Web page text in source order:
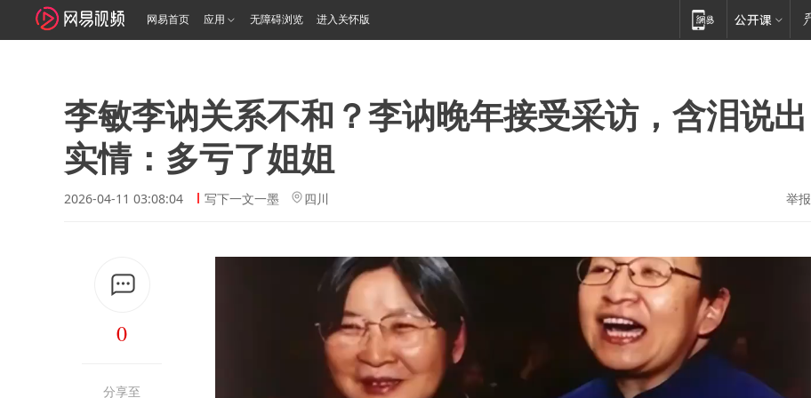
网易首页 应用 无障碍浏览 进入关怀版
李敏李讷关系不和？李讷晚年接受采访，含泪说出
实情：多亏了姐姐
2026-04-11 03:08:04 写下一文一墨 四川 举报
0
分享至